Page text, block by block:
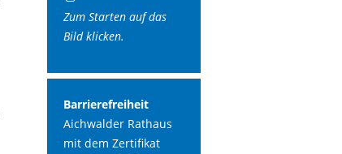
Zum Starten auf das
Bild klicken.
Barrierefreiheit
Aichwalder Rathaus
mit dem Zertifikat